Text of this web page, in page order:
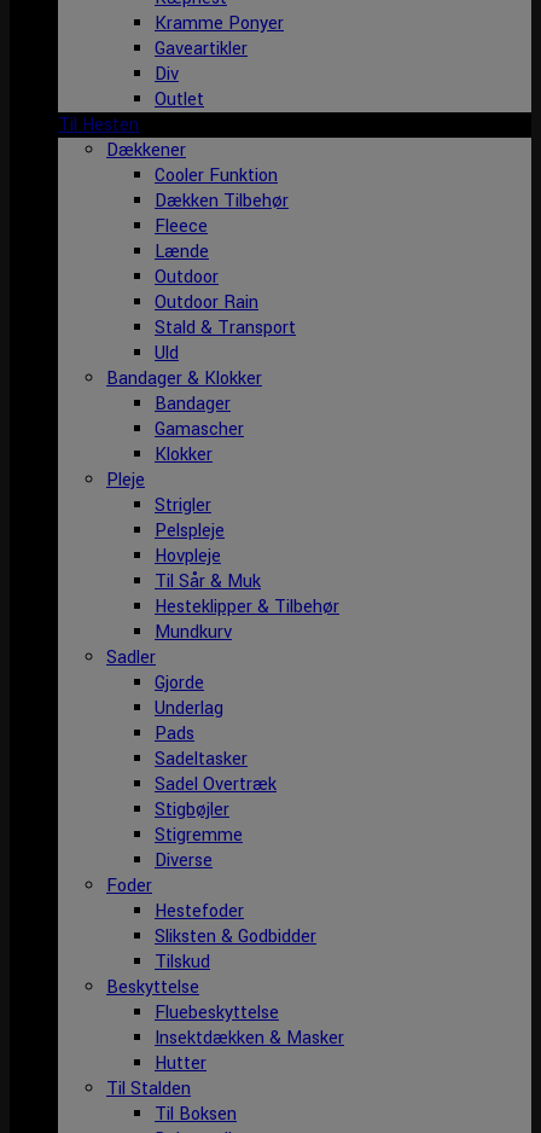
Kramme Ponyer
Gaveartikler
Div
Outlet
Til Hesten
Dækkener
Cooler Funktion
Dækken Tilbehør
Fleece
Lænde
Outdoor
Outdoor Rain
Stald & Transport
Uld
Bandager & Klokker
Bandager
Gamascher
Klokker
Pleje
Strigler
Pelspleje
Hovpleje
Til Sår & Muk
Hesteklipper & Tilbehør
Mundkurv
Sadler
Gjorde
Underlag
Pads
Sadeltasker
Sadel Overtræk
Stigbøjler
Stigremme
Diverse
Foder
Hestefoder
Sliksten & Godbidder
Tilskud
Beskyttelse
Fluebeskyttelse
Insektdækken & Masker
Hutter
Til Stalden
Til Boksen